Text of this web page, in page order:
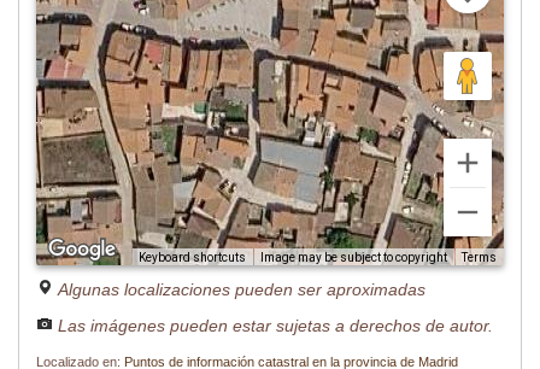
Keyboard shortcuts Image may be subject to copyright Terms
Algunas localizaciones pueden ser aproximadas
Las imágenes pueden estar sujetas a derechos de autor.
Localizado en: Puntos de información catastral en la provincia de Madrid